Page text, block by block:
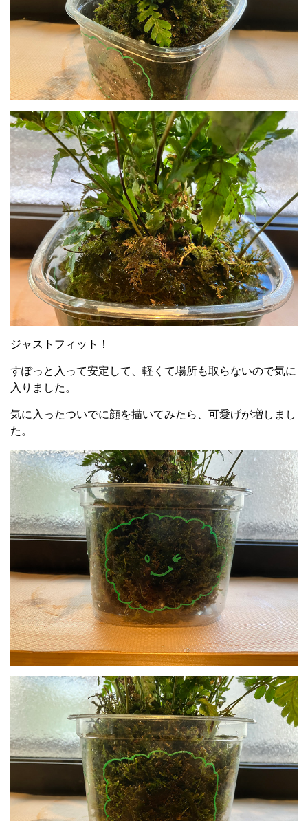
ジャストフィット！
すぽっと入って安定して、軽くて場所も取らないので気に
入りました。
気に入ったついでに顔を描いてみたら、可愛げが増しまし
た。